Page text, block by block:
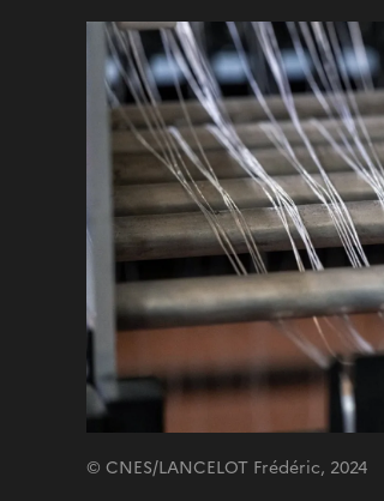
© CNES/LANCELOT Frédéric, 2024